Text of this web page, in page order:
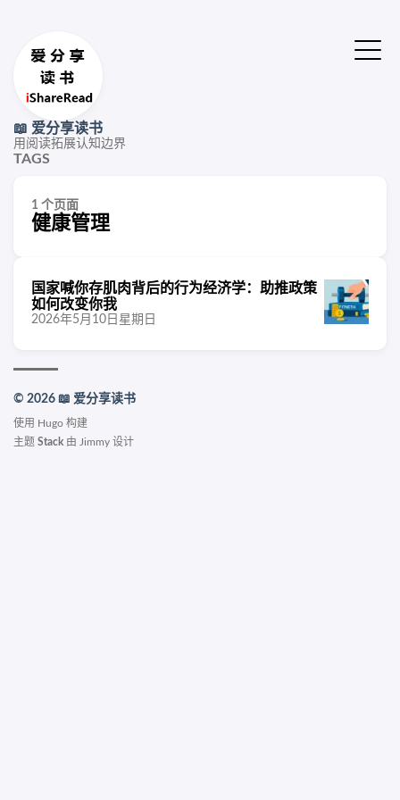
📖 爱分享读书
用阅读拓展认知边界
TAGS
1 个页面
健康管理
国家喊你存肌肉背后的行为经济学：助推政策
如何改变你我
2026年5月10日星期日
© 2026 📖 爱分享读书
使用 Hugo 构建
主题 Stack 由 Jimmy 设计